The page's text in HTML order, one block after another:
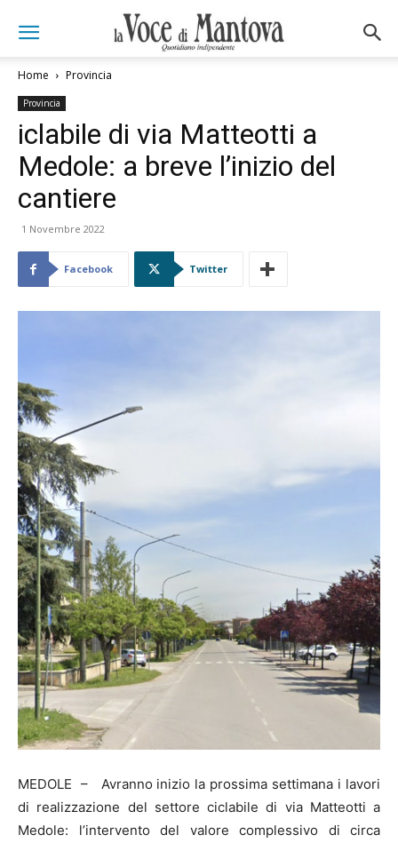
Home Provincia
Provincia
iclabile di via Matteotti a
Medole: a breve l’inizio del
cantiere
1 Novembre 2022
Facebook Twitter
MEDOLE – Avranno inizio la prossima settimana i lavori
di realizzazione del settore ciclabile di via Matteotti a
Medole: l’intervento del valore complessivo di circa